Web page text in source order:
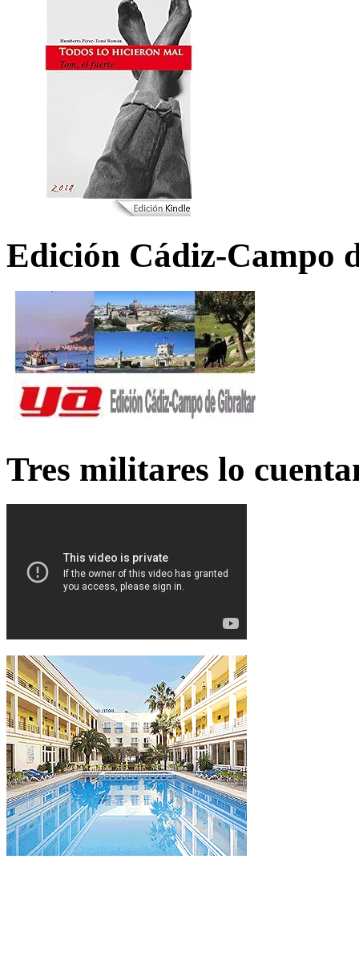
Edición Cádiz-Campo
Tres militares lo